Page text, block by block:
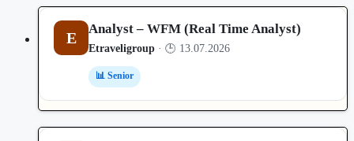
E Analyst – WFM (Real Time Analyst)
Etraveligroup · 🕒 13.07.2026
📊 Senior